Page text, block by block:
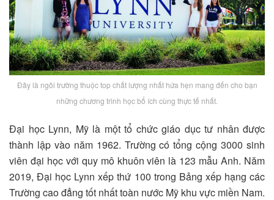
Đây là ngôi trường thuộc top chất lượng nhất hứa hẹn mang đến cho bạn
những chương trình học bổ ích cùng thực tế nhất.
Đại học Lynn, Mỹ là một tổ chức giáo dục tư nhân được
thành lập vào năm 1962. Trường có tổng cộng 3000 sinh
viên đại học với quy mô khuôn viên là 123 mẫu Anh. Năm
2019, Đại học Lynn xếp thứ 100 trong Bảng xếp hạng các
Trường cao đẳng tốt nhất toàn nước Mỹ khu vực miền Nam.